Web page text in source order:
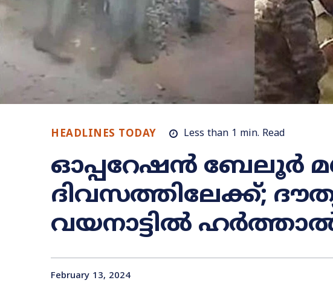
HEADLINES TODAY Less than 1 min. Read
ഓപ്പറേഷൻ ബേലൂർ
ദിവസത്തിലേക്ക്;
വയനാട്ടിൽ
February 13, 2024